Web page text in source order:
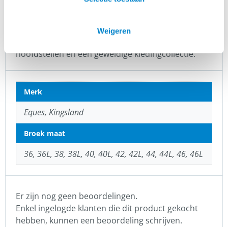
Weigeren
IJslanders. Rasmus Møller Jensen is begonnen met
unieke artikelen in het assortiment. Eques heeft
hoofdstellen en een geweldige kledingcollectie.
Merk
Eques, Kingsland
Broek maat
36, 36L, 38, 38L, 40, 40L, 42, 42L, 44, 44L, 46, 46L
Er zijn nog geen beoordelingen.
Enkel ingelogde klanten die dit product gekocht
hebben, kunnen een beoordeling schrijven.